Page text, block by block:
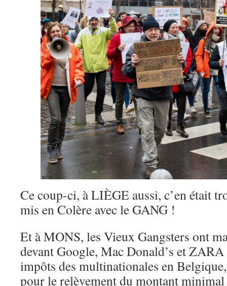
Ce coup-ci, à LIÈGE aussi, c’en était
mis en Colère avec le GANG !
Et à MONS, les Vieux Gangsters ont
devant Google, Mac Donald’s et
impôts des multinationales en
pour le relèvement du montant minimal